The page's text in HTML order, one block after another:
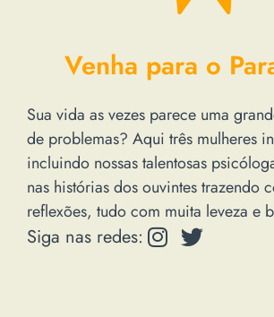
Venha para o
Sua vida as vezes parece uma
de problemas? Aqui três mulheres
incluindo nossas talentosas
nas histórias dos ouvintes trazendo
reflexões, tudo com muita leveza e
Siga nas redes: